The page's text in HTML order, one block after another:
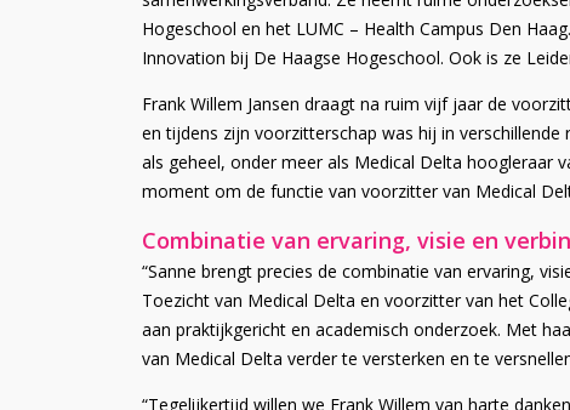
Hogeschool en het LUMC – Health Campus Den
Innovation bij De Haagse Hogeschool. Ook is ze
Frank Willem Jansen draagt na ruim vijf jaar de
en tijdens zijn voorzitterschap was hij in
als geheel, onder meer als Medical Delta hoogleraar
moment om de functie van voorzitter van Medical
Combinatie van ervaring, visie en
“Sanne brengt precies de combinatie van ervaring,
Toezicht van Medical Delta en voorzitter van het
aan praktijkgericht en academisch onderzoek. Met
van Medical Delta verder te versterken en te
“Tegelijkertijd willen we Frank Willem van harte